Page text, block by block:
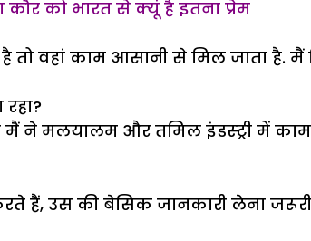
कौर को भारत से क्यूं है इतना प्रेम
तो वहां काम आसानी से मिल जाता है.
ने मलयालम और तमिल इंडस्ट्री में
हैं, उस की बेसिक जानकारी लेना